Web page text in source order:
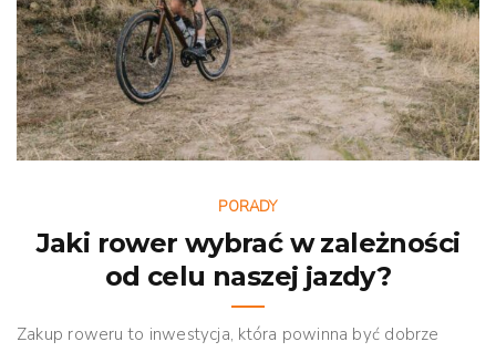
PORADY
Jaki rower wybrać w zależności
od celu naszej jazdy?
Zakup roweru to inwestycja, która powinna być dobrze